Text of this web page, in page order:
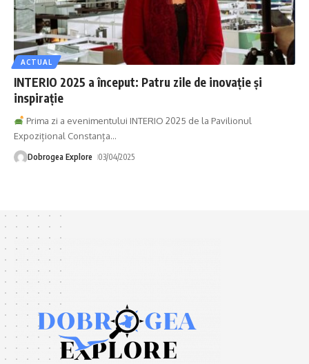
ACTUAL
INTERIO 2025 a început: Patru zile de inovație și
inspirație
Prima zi a evenimentului INTERIO 2025 de la Pavilionul
Expozițional Constanța…
Dobrogea Explore 03/04/2025